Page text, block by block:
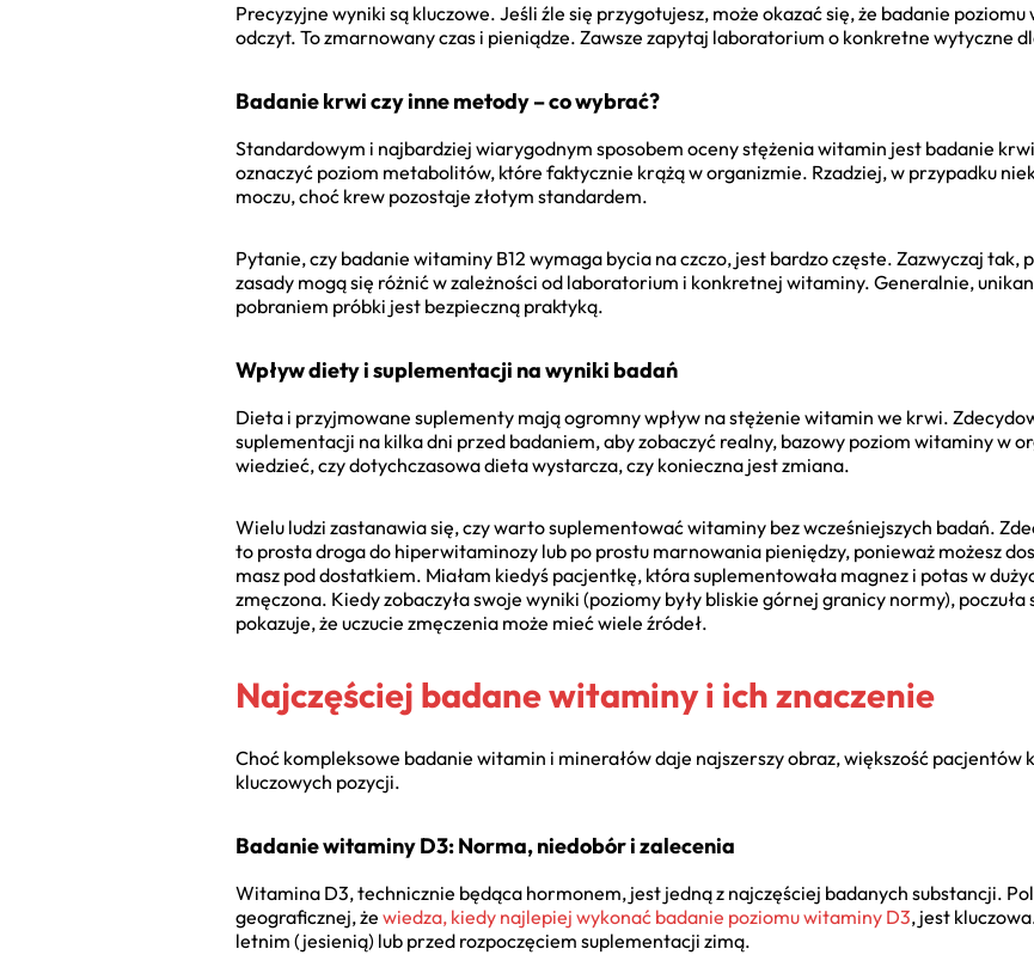
Precyzyjne wyniki są kluczowe. Jeśli źle się przygotujesz, może okazać się, że badanie
odczyt. To zmarnowany czas i pieniądze. Zawsze zapytaj laboratorium o konkretne wytyczne
Badanie krwi czy inne metody – co wybrać?
Standardowym i najbardziej wiarygodnym sposobem oceny stężenia witamin jest badanie
oznaczyć poziom metabolitów, które faktycznie krążą w organizmie. Rzadziej, w przypadku
moczu, choć krew pozostaje złotym standardem.
Pytanie, czy badanie witaminy B12 wymaga bycia na czczo, jest bardzo częste. Zazwyczaj
zasady mogą się różnić w zależności od laboratorium i konkretnej witaminy. Generalnie,
pobraniem próbki jest bezpieczną praktyką.
Wpływ diety i suplementacji na wyniki badań
Dieta i przyjmowane suplementy mają ogromny wpływ na stężenie witamin we krwi.
suplementacji na kilka dni przed badaniem, aby zobaczyć realny, bazowy poziom witaminy w
wiedzieć, czy dotychczasowa dieta wystarcza, czy konieczna jest zmiana.
Wielu ludzi zastanawia się, czy warto suplementować witaminy bez wcześniejszych badań.
to prosta droga do hiperwitaminozy lub po prostu marnowania pieniędzy, ponieważ możesz
masz pod dostatkiem. Miałam kiedyś pacjentkę, która suplementowała magnez i potas w
zmęczona. Kiedy zobaczyła swoje wyniki (poziomy były bliskie górnej granicy normy),
pokazuje, że uczucie zmęczenia może mieć wiele źródeł.
Najczęściej badane witaminy i ich znaczenie
Choć kompleksowe badanie witamin i minerałów daje najszerszy obraz, większość
kluczowych pozycji.
Badanie witaminy D3: Norma, niedobór i zalecenia
Witamina D3, technicznie będąca hormonem, jest jedną z najczęściej badanych substancji.
geograficznej, że wiedza, kiedy najlepiej wykonać badanie poziomu witaminy D3, jest
letnim (jesienią) lub przed rozpoczęciem suplementacji zimą.